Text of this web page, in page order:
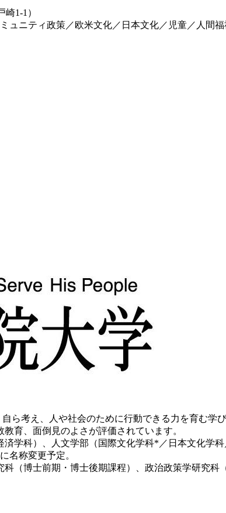
1-1）
ニティ政策／欧米文化／日本文化／児童／人間
ら考え、人や社会のために行動できる力を育む学
育、面倒見のよさが評価されています。
済学科）、人文学部（国際文化学科*／日本文化学
名称変更予定。
科（博士前期・博士後期課程）、政治政策学研究